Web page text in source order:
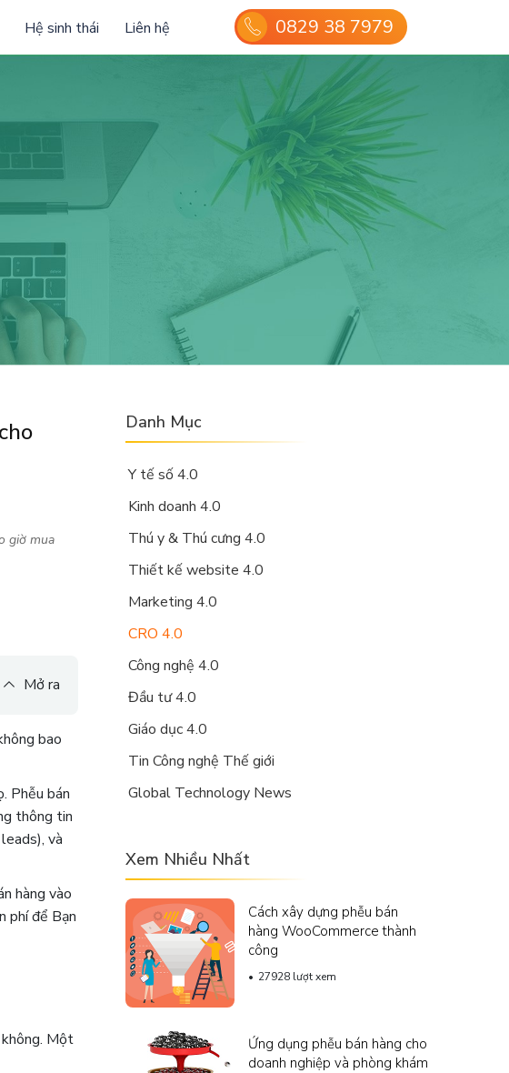
0829 38 7979
Hệ sinh thái Liên hệ
Danh Mục
Y tế số 4.0
Kinh doanh 4.0
Thú y & Thú cưng 4.0
Thiết kế website 4.0
Marketing 4.0
CRO 4.0
Công nghệ 4.0
Đầu tư 4.0
Giáo dục 4.0
Tin Công nghệ Thế giới
Global Technology News
Xem Nhiều Nhất
Cách xây dựng phễu bán
hàng WooCommerce thành
công
27928 lượt xem
Ứng dụng phễu bán hàng cho
doanh nghiệp và phòng khám
giờ mua
Mở ra
bao
Phễu bán
thông tin
và
hàng vào
phí để Bạn
không. Một